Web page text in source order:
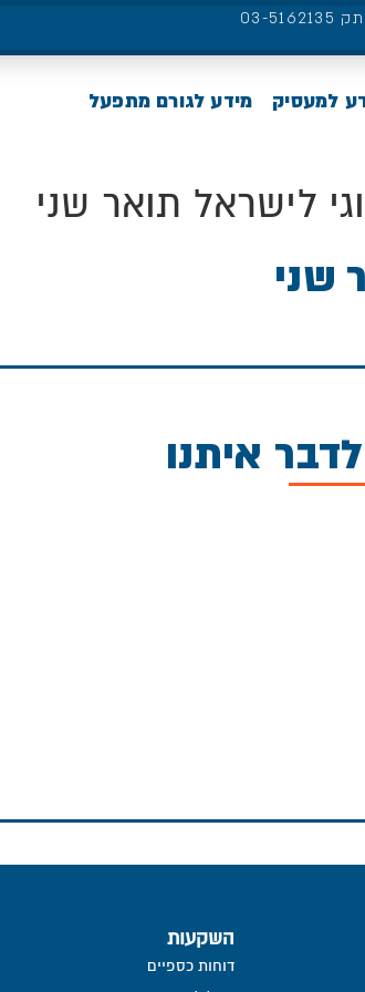
למעסיק
מידע לגורם מתפעל
לישראל תואר שני
שני
איתנו
השקעות
דוחות כספיים